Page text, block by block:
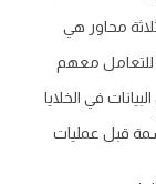
محاور هي
للتعامل معهم
في الخلايا
قبل عمليات